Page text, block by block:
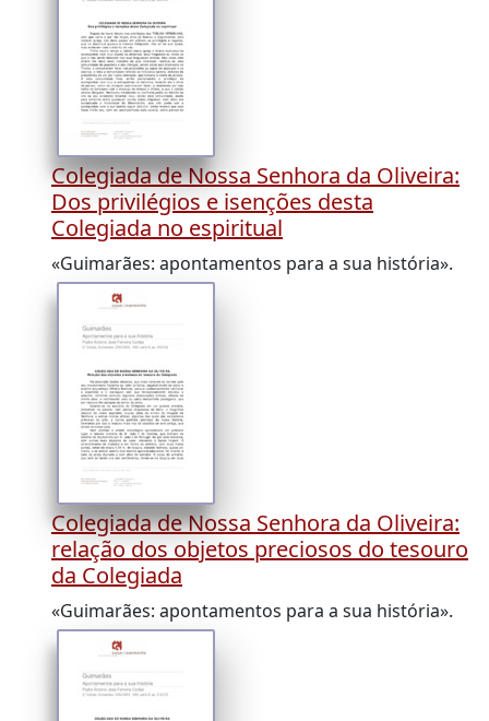
Colegiada de Nossa Senhora da Oliveira:
Dos privilégios e isenções desta
Colegiada no espiritual
«Guimarães: apontamentos para a sua história».
Colegiada de Nossa Senhora da Oliveira:
relação dos objetos preciosos do tesouro
da Colegiada
«Guimarães: apontamentos para a sua história».